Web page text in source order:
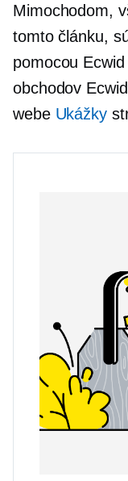
Mimochodom,
tomto článku,
pomocou
obchodov
webe Ukážky